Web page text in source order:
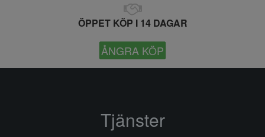
ÖPPET KÖP I 14 DAGAR
ÅNGRA KÖP
Tjänster